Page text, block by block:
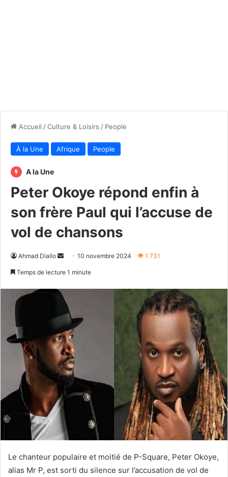
Accueil /Culture & Loisirs / People
À la Une Afrique People
A la Une
Peter Okoye répond enfin à
son frère Paul qui l’accuse de
vol de chansons
Ahmad Diallo
Envoyer10 novembre 2024 1 731
Temps de lecture 1 minute
Le chanteur populaire et moitié de P-Square, Peter Okoye,
alias Mr P, est sorti du silence sur l’accusation de vol de